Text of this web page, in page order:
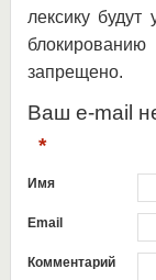
лексику
запрещено.
Ваш e-mail
*
Имя
Email
Комментарий